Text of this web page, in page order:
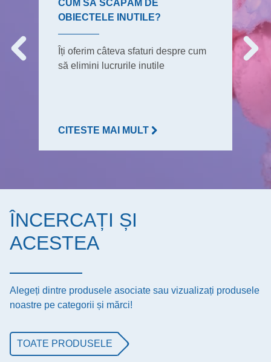
CUM SĂ SCĂPĂM DE
OBIECTELE INUTILE?
Îți oferim câteva sfaturi despre cum
să elimini lucrurile inutile
CITESTE MAI MULT
ÎNCERCAȚI ȘI
ACESTEA
Alegeți dintre produsele asociate sau vizualizați produsele
noastre pe categorii și mărci!
TOATE PRODUSELE